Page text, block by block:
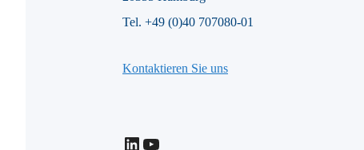
Tel. +49 (0)40 707080-01
Kontaktieren Sie uns
LinkedIn
YouTube